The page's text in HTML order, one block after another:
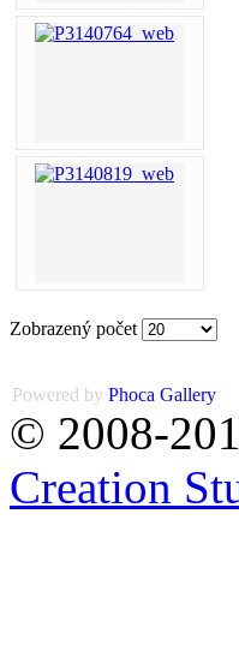
Zobrazený počet
Powered by Phoca Gallery
© 2008-
Creation